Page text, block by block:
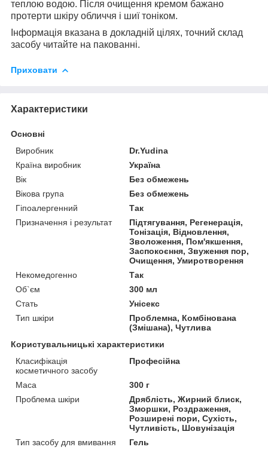
теплою водою. Після очищення кремом бажано
протерти шкіру обличчя і шиї тоніком.
Інформація вказана в докладній цілях, точний склад
засобу читайте на пакованні.
Приховати
Характеристики
Основні
Виробник
Dr.Yudina
Країна виробник
Україна
Вік
Без обмежень
Вікова група
Без обмежень
Гіпоалергенний
Так
Призначення і результат
Підтягування, Регенерація,
Тонізація, Відновлення,
Зволоження, Пом'якшення,
Заспокоєння, Звуження пор,
Очищення, Умиротворення
Некомедогенно
Так
Об`єм
300 мл
Стать
Унісекс
Тип шкіри
Проблемна, Комбінована
(Змішана), Чутлива
Користувальницькі характеристики
Класифікація
косметичного засобу
Професійна
Маса
300 г
Проблема шкіри
Дряблість, Жирний блиск,
Зморшки, Роздраження,
Розширені пори, Сухість,
Чутливість, Шовунізація
Тип засобу для вмивання
Гель